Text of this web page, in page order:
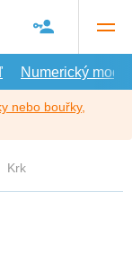
Numerický model
nebo bouřky,
Krk